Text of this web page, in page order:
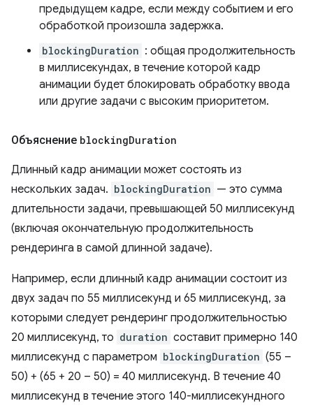
предыдущем кадре, если между событием и его
обработкой произошла задержка.
blockingDuration : общая продолжительность
в миллисекундах, в течение которой кадр
анимации будет блокировать обработку ввода
или другие задачи с высоким приоритетом.
Объяснение blockingDuration
Длинный кадр анимации может состоять из
нескольких задач. blockingDuration — это сумма
длительности задачи, превышающей 50 миллисекунд
(включая окончательную продолжительность
рендеринга в самой длинной задаче).
Например, если длинный кадр анимации состоит из
двух задач по 55 миллисекунд и 65 миллисекунд, за
которыми следует рендеринг продолжительностью
20 миллисекунд, то duration составит примерно 140
миллисекунд с параметром blockingDuration (55 –
50) + (65 + 20 – 50) = 40 миллисекунд. В течение 40
миллисекунд в течение этого 140-миллисекундного